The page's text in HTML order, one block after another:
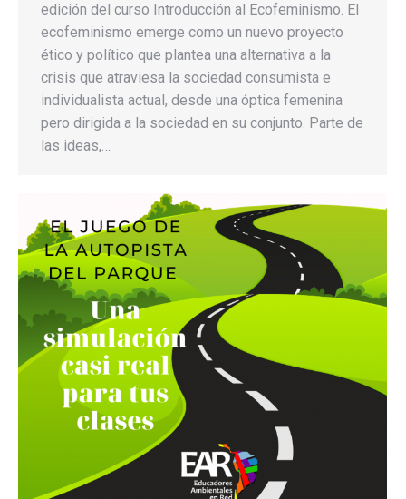
edición del curso Introducción al Ecofeminismo. El
ecofeminismo emerge como un nuevo proyecto
ético y político que plantea una alternativa a la
crisis que atraviesa la sociedad consumista e
individualista actual, desde una óptica femenina
pero dirigida a la sociedad en su conjunto. Parte de
las ideas,…